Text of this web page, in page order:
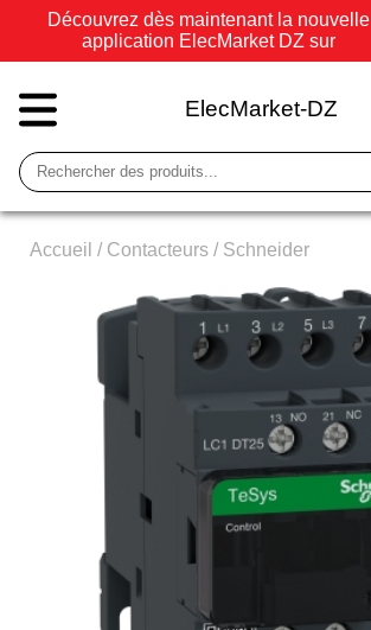
Découvrez dès maintenant la nouvelle
application ElecMarket DZ sur
ElecMarket-DZ
Accueil / Contacteurs/ Schneider